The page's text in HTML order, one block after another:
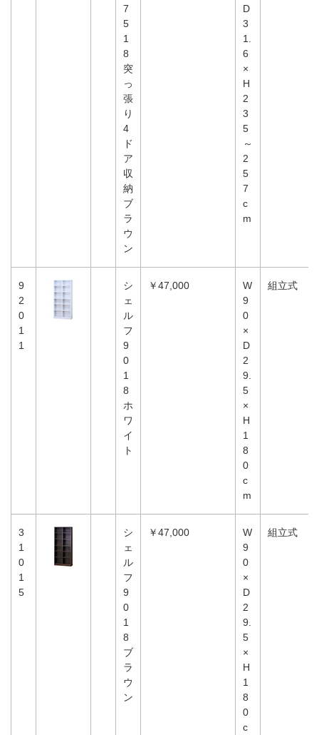
7
5
1
8
突
っ
張
り
4
ド
ア
収
納
ブ
ラ
ウ
ン
D
3
1.
6
×
H
2
3
5
～
2
5
7
c
m
9
2
0
1
1
シ
ェ
ル
フ
9
0
1
8
ホ
ワ
イ
ト
￥47,000
W
9
0
×
D
2
9.
5
×
H
1
8
0
c
m
組立式
3
1
0
1
5
シ
ェ
ル
フ
9
0
1
8
ブ
ラ
ウ
ン
￥47,000
W
9
0
×
D
2
9.
5
×
H
1
8
0
c
組立式